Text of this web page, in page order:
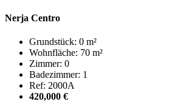
Nerja Centro
Grundstück: 0 m²
Wohnfläche: 70 m²
Zimmer: 0
Badezimmer: 1
Ref: 2000A
420,000 €